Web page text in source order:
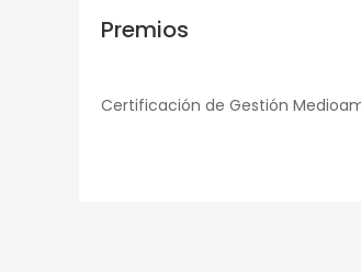
Premios
Certificación de Gestión